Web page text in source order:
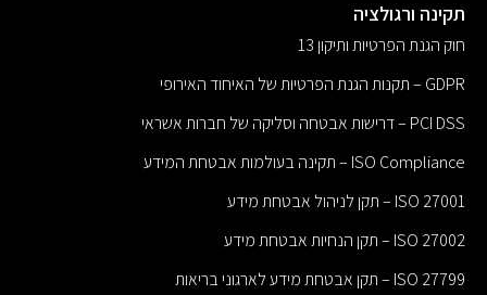
תקינה ורגולציה
חוק הגנת הפרטיות ותיקון 13
GDPR – תקנות הגנת הפרטיות של האיחוד האירופי
PCI DSS – דרישות אבטחה וסליקה של חברות אשראי
ISO Compliance – תקינה בעולמות אבטחת המידע
ISO 27001 – תקן לניהול אבטחת מידע
ISO 27002 – תקן הנחיות אבטחת מידע
ISO 27799 – תקן אבטחת מידע לארגוני בריאות